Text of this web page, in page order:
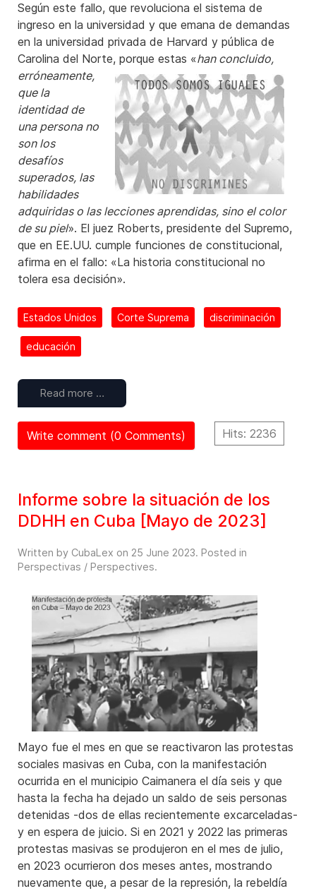
Según este fallo, que revoluciona el sistema de
ingreso en la universidad y que emana de demandas
en la universidad privada de Harvard y pública de
Carolina del Norte, porque estas «han concluido,
erróneamente,
que la
identidad de
una persona no
son los
desafíos
superados, las
habilidades
adquiridas o las lecciones aprendidas, sino el color
de su piel». El juez Roberts, presidente del Supremo,
que en EE.UU. cumple funciones de constitucional,
afirma en el fallo: «La historia constitucional no
tolera esa decisión».
Estados Unidos Corte Suprema discriminación
educación
Read more …
Hits: 2236
Write comment (0 Comments)
Informe sobre la situación de los
DDHH en Cuba [Mayo de 2023]
Written by CubaLex on 25 June 2023. Posted in
Perspectivas / Perspectives.
Mayo fue el mes en que se reactivaron las protestas
sociales masivas en Cuba, con la manifestación
ocurrida en el municipio Caimanera el día seis y que
hasta la fecha ha dejado un saldo de seis personas
detenidas -dos de ellas recientemente excarceladas-
y en espera de juicio. Si en 2021 y 2022 las primeras
protestas masivas se produjeron en el mes de julio,
en 2023 ocurrieron dos meses antes, mostrando
nuevamente que, a pesar de la represión, la rebeldía